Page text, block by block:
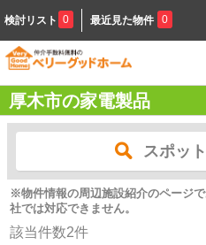
検討リスト 0 最近見た物件 0
厚木市の家電製品
スポッ
※物件情報の周辺施設紹介のページ
社では対応できません。
該当件数2件